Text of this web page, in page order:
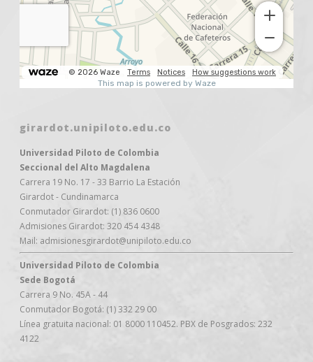
girardot.unipiloto.edu.co
Universidad Piloto de Colombia
Seccional del Alto Magdalena
Carrera 19 No. 17 - 33 Barrio La Estación
Girardot - Cundinamarca
Conmutador Girardot: (1) 836 0600
Admisiones Girardot: 320 454 4348
Mail: admisionesgirardot@unipiloto.edu.co
Universidad Piloto de Colombia
Sede Bogotá
Carrera 9 No. 45A - 44
Conmutador Bogotá: (1) 332 29 00
Línea gratuita nacional: 01 8000 110452. PBX de Posgrados: 232
4122